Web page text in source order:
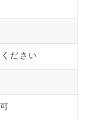
ださい